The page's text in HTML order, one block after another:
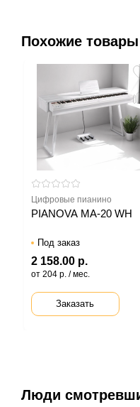
Похожие товары
Цифровые пианино
PIANOVA MA-20 WH
Под заказ
2 158.00 р.
от 204 р. / мес.
Заказать
Люди